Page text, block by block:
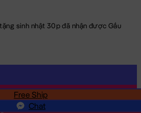
Lulu ngồi mặc áo Số
sinh nhật 30p đã nhận được Gấu
Free Ship
Chat